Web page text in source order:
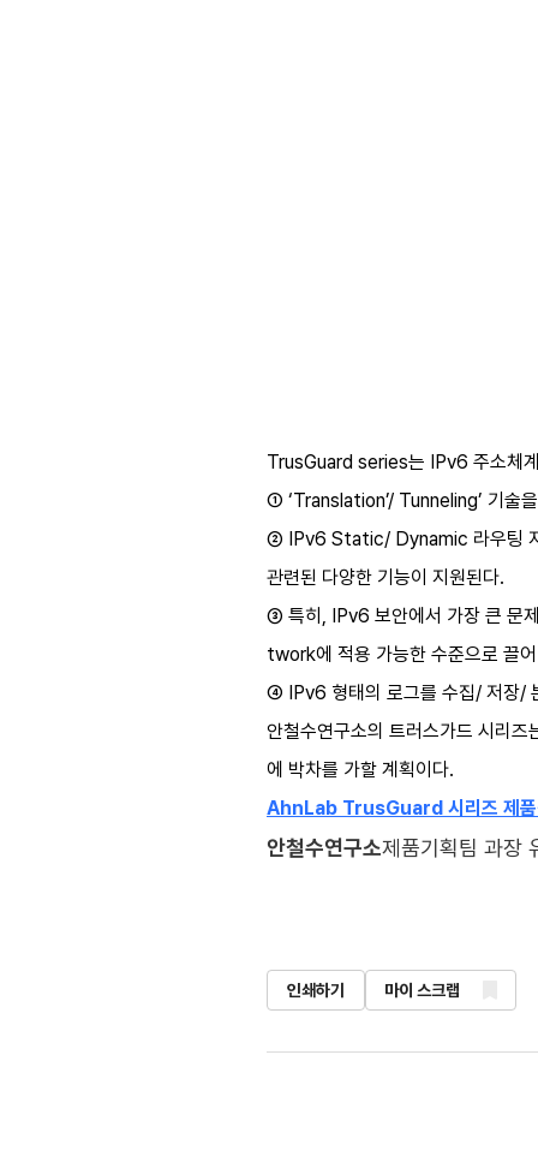
TrusGuard series는 IPv6 주소체
① ‘Translation’/ Tunneling’ 기술
② IPv6 Static/ Dynamic 라우팅
관련된 다양한 기능이 지원된다.
③ 특히, IPv6 보안에서 가장 큰 문
twork에 적용 가능한 수준으로 끌
④ IPv6 형태의 로그를 수집/ 저장/
안철수연구소의 트러스가드 시리
에 박차를 가할 계획이다.
AhnLab TrusGuard 시리즈 제품
안철수연구소제품기획팀 과장
인쇄하기 마이 스크랩